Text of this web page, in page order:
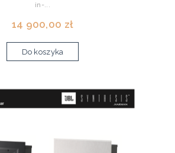
in-...
14 900,00 zł
Do koszyka